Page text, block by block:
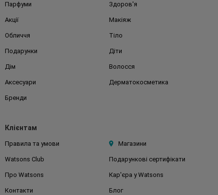
Парфуми Здоров'я
Акції Макіяж
Обличчя Тіло
Подарунки Діти
Дім Волосся
Аксесуари Дерматокосметика
Бренди
Клієнтам
Правила та умови Магазини
Watsons Club Подарункові сертифікати
Про Watsons Кар'єра у Watsons
Контакти Блог